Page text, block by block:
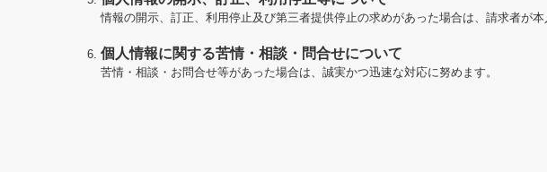
情報の開示、訂正、利用停止及び第三者提供停止の求めがあった場合は、請求者が
個人情報に関する苦情・相談・問合せについて
苦情・相談・お問合せ等があった場合は、誠実かつ迅速な対応に努めます。